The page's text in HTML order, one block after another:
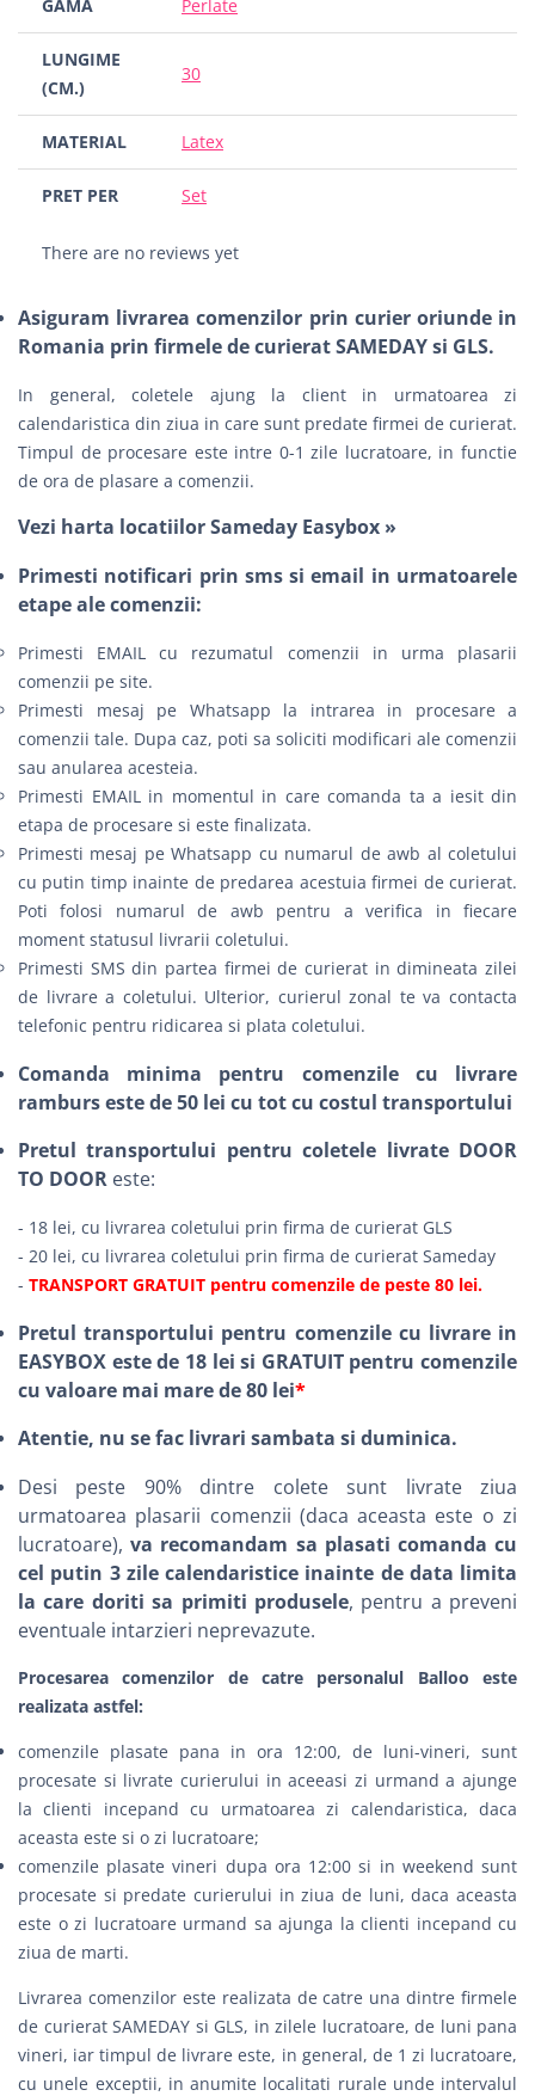
GAMA Perlate
LUNGIME
(CM.)
30
MATERIAL Latex
PRET PER Set
There are no reviews yet
Asiguram livrarea comenzilor prin curier oriunde in
Romania prin firmele de curierat SAMEDAY si GLS.
In general, coletele ajung la client in urmatoarea zi
calendaristica din ziua in care sunt predate firmei de curierat.
Timpul de procesare este intre 0-1 zile lucratoare, in functie
de ora de plasare a comenzii.
Vezi harta locatiilor Sameday Easybox »
Primesti notificari prin sms si email in urmatoarele
etape ale comenzii:
Primesti EMAIL cu rezumatul comenzii in urma plasarii
comenzii pe site.
Primesti mesaj pe Whatsapp la intrarea in procesare a
comenzii tale. Dupa caz, poti sa soliciti modificari ale comenzii
sau anularea acesteia.
Primesti EMAIL in momentul in care comanda ta a iesit din
etapa de procesare si este finalizata.
Primesti mesaj pe Whatsapp cu numarul de awb al coletului
cu putin timp inainte de predarea acestuia firmei de curierat.
Poti folosi numarul de awb pentru a verifica in fiecare
moment statusul livrarii coletului.
Primesti SMS din partea firmei de curierat in dimineata zilei
de livrare a coletului. Ulterior, curierul zonal te va contacta
telefonic pentru ridicarea si plata coletului.
Comanda minima pentru comenzile cu livrare
ramburs este de 50 lei cu tot cu costul transportului
Pretul transportului pentru coletele livrate DOOR
TO DOOR este:
- 18 lei, cu livrarea coletului prin firma de curierat GLS
- 20 lei, cu livrarea coletului prin firma de curierat Sameday
- TRANSPORT GRATUIT pentru comenzile de peste 80 lei.
Pretul transportului pentru comenzile cu livrare in
EASYBOX este de 18 lei si GRATUIT pentru comenzile
cu valoare mai mare de 80 lei*
Atentie, nu se fac livrari sambata si duminica.
Desi peste 90% dintre colete sunt livrate ziua
urmatoarea plasarii comenzii (daca aceasta este o zi
lucratoare),va recomandam sa plasati comanda cu
cel putin 3 zile calendaristice inainte de data limita
la care doriti sa primiti produsele, pentru a preveni
eventuale intarzieri neprevazute.
Procesarea comenzilor de catre personalul Balloo este
realizata astfel:
comenzile plasate pana in ora 12:00, de luni-vineri, sunt
procesate si livrate curierului in aceeasi zi urmand a ajunge
la clienti incepand cu urmatoarea zi calendaristica, daca
aceasta este si o zi lucratoare;
comenzile plasate vineri dupa ora 12:00 si in weekend sunt
procesate si predate curierului in ziua de luni, daca aceasta
este o zi lucratoare urmand sa ajunga la clienti incepand cu
ziua de marti.
Livrarea comenzilor este realizata de catre una dintre firmele
de curierat SAMEDAY si GLS, in zilele lucratoare, de luni pana
vineri, iar timpul de livrare este, in general, de 1 zi lucratoare,
cu unele exceptii, in anumite localitati rurale unde intervalul